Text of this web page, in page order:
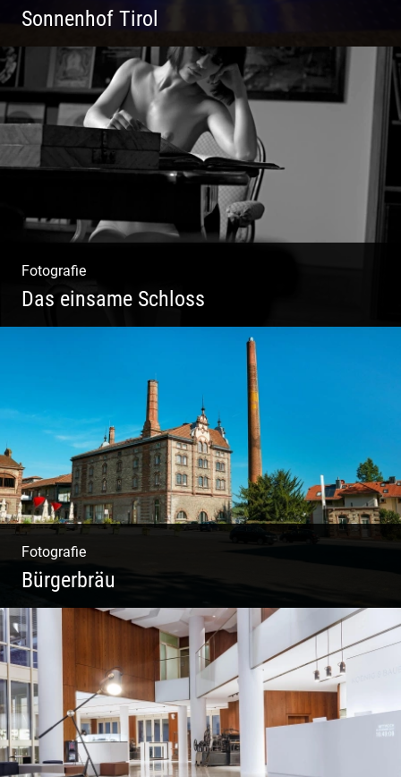
Sonnenhof Tirol
Freundliches Team | Moderne Zimmer |
Luxuriöser Spa | Coole Köche
Fotografie
Das einsame Schloss
Aktfotografie | Zeichnen mit Licht & Schatten
Fotografie
Bürgerbräu
Gewerbe & Handwerk | Kultur & Kreativität |
Urban & Weltoffen | Gastro & Events